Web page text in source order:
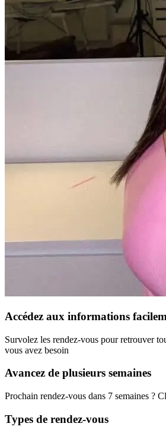
Accédez aux informations
Survolez les rendez-vous pour retrouver
vous avez besoin
Avancez de plusieurs semaines
Prochain rendez-vous dans 7 semaines ?
Types de rendez-vous